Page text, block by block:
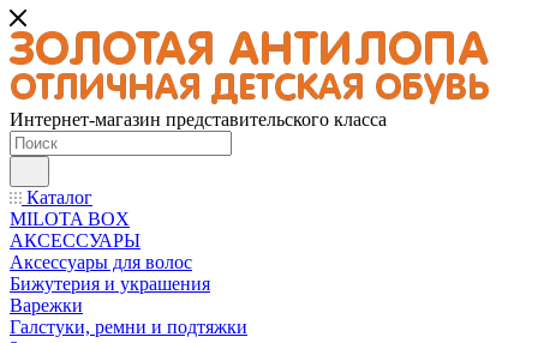
Интернет-магазин представительского класса
Каталог
MILOTA BOX
АКСЕССУАРЫ
Аксессуары для волос
Бижутерия и украшения
Варежки
Галстуки, ремни и подтяжки